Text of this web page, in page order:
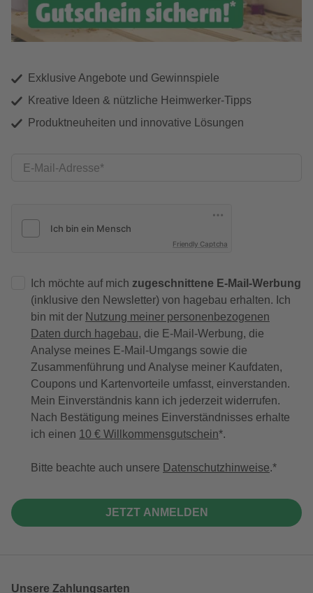
Exklusive Angebote und Gewinnspiele
Kreative Ideen & nützliche Heimwerker-Tipps
Produktneuheiten und innovative Lösungen
E-Mail-Adresse
Friendly Captcha
Ich möchte auf mich zugeschnittene E-Mail-Werbung
(inklusive den Newsletter) von hagebau erhalten. Ich
bin mit der Nutzung meiner personenbezogenen
Daten durch hagebau, die E-Mail-Werbung, die
Analyse meines E-Mail-Umgangs sowie die
Zusammenführung und Analyse meiner Kaufdaten,
Coupons und Kartenvorteile umfasst, einverstanden.
Mein Einverständnis kann ich jederzeit widerrufen.
Nach Bestätigung meines Einverständnisses erhalte
ich einen 10 € Willkommensgutschein*.
Bitte beachte auch unsere Datenschutzhinweise.
JETZT ANMELDEN
Unsere Zahlungsarten